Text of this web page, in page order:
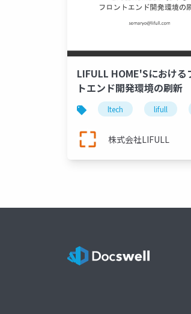
LIFULL HOME'Sにおける
トエンド開発環境の刷新
ltech lifull
株式会社LIFULL